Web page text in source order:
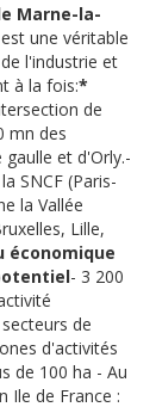
Marne-la-
une véritable
l'industrie et
à la fois:*
de
mn des
et d'Orly.-
SNCF (Paris-
la Vallée
Lille,
économique
- 3 200
de
d'activités
de 100 ha - Au
Ile de France :